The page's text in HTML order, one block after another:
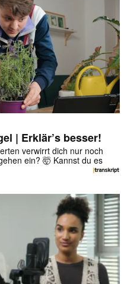
| Erklär’s besser!
verwirrt dich nur noch
ein? 🤯 Kannst du es